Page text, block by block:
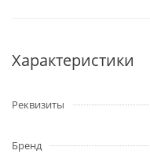
Характеристики
Реквизиты
Бренд